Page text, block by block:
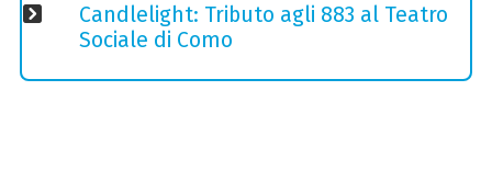
Candlelight: Tributo agli 883 al Teatro
Sociale di Como